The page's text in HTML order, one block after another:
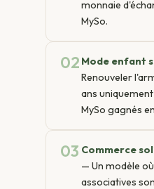
monnaie
MySo.
02 Mode enfant
Renouveler
ans
MySo gagnés
03 Commerce
— Un modèle
associatives